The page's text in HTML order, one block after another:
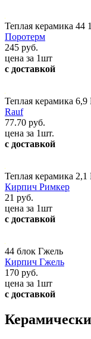
Теплая керамика 44
Поротерм
245 руб.
цена за 1шт
с доставкой
Теплая керамика
Rauf
77.70 руб.
цена за 1шт.
с доставкой
Теплая керамика
Кирпич Римкер
21 руб.
цена за 1шт
с доставкой
44 блок Гжель
Кирпич Гжель
170 руб.
цена за 1шт
с доставкой